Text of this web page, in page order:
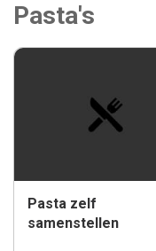
Pasta's
Pasta zelf
samenstellen